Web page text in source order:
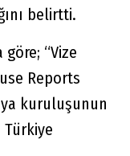
belirtti.
göre; “Vize
Reports
kuruluşunun
Türkiye